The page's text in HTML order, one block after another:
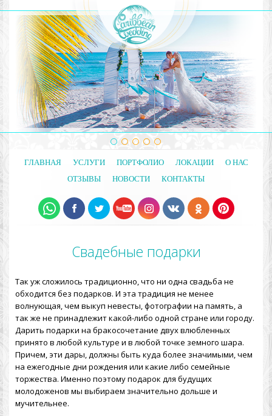
ГЛАВНАЯ УСЛУГИ ПОРТФОЛИО ЛОКАЦИИ
О НАС
ОТЗЫВЫ
НОВОСТИ КОНТАКТЫ
Свадебные подарки
Так уж сложилось традиционно, что ни одна свадьба не
обходится без подарков. И эта традиция не менее
волнующая, чем выкуп невесты, фотографии на память, а
так же не принадлежит какой-либо одной стране или городу.
Дарить подарки на бракосочетание двух влюбленных
принято в любой культуре и в любой точке земного шара.
Причем, эти дары, должны быть куда более значимыми, чем
на ежегодные дни рождения или какие либо семейные
торжества. Именно поэтому подарок для будущих
молодоженов мы выбираем значительно дольше и
мучительнее.